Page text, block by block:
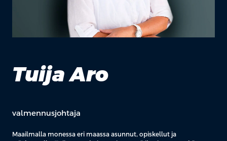
Tuija Aro
valmennusjohtaja
Maailmalla monessa eri maassa asunnut, opiskellut ja